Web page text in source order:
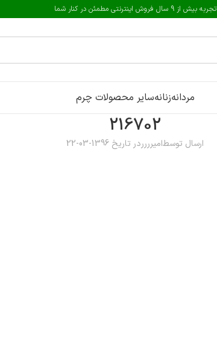
تجربه بیش از 9 سال فروش اینترنتی مطمئن در کنار شما
مردانهزنانهسایر محصولات چرم
216702
ارسال توسطامیرررردر تاریخ 1396-03-22